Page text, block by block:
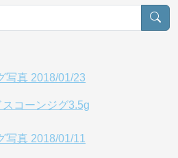
コーンジグ3.5g